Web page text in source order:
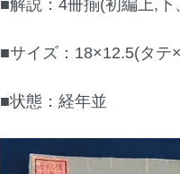
■解説：4冊揃(初編上,
■サイズ：18×12.5(タテ
■状態：経年並